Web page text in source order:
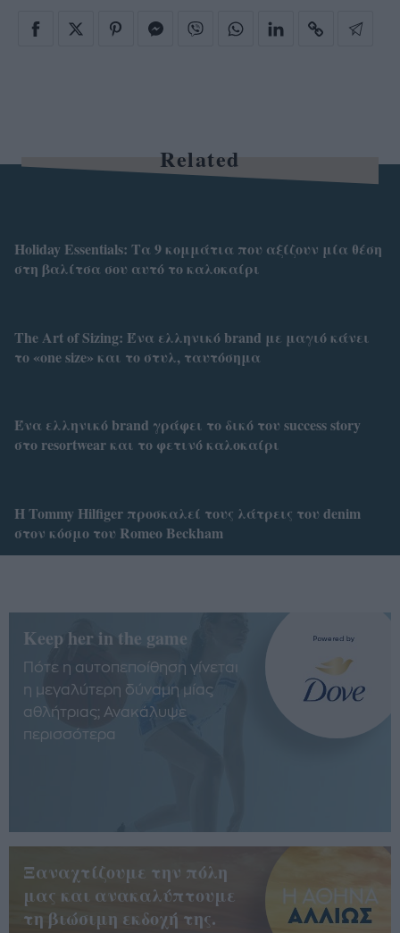
Related
Holiday Essentials: Τα 9 κομμάτια που αξίζουν μία θέση
στη βαλίτσα σου αυτό το καλοκαίρι
Τhe Art of Sizing: Ένα ελληνικό brand με μαγιό κάνει
το «one size» και το στυλ, ταυτόσημα
Ένα ελληνικό brand γράφει το δικό του success story
στο resortwear και το φετινό καλοκαίρι
Η Tommy Hilfiger προσκαλεί τους λάτρεις του denim
στον κόσμο του Romeo Beckham
Keep her in the game
Πότε η αυτοπεποίθηση γίνεται
η μεγαλύτερη δύναμη μίας
αθλήτριας; Ανακάλυψε
περισσότερα
Ξαναχτίζουμε την πόλη
μας και ανακαλύπτουμε
τη βιώσιμη εκδοχή της.